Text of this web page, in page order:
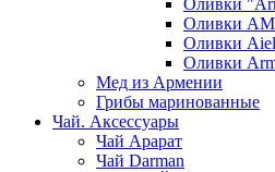
Оливки
Оливки
Оливки
Оливки
Мед из Армении
Грибы маринованные
Чай. Аксессуары
Чай Арарат
Чай Darman